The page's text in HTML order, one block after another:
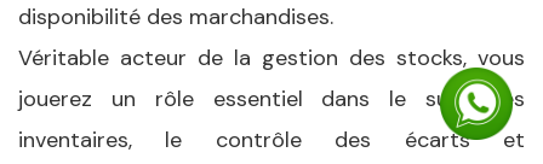
disponibilité des marchandises.
Véritable acteur de la gestion des stocks, vous
jouerez un rôle essentiel dans le suivi des
inventaires, le contrôle des écarts et